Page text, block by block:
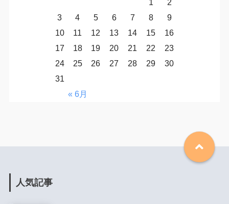
« 6月
1
2
3
4 5 6 7 8
9
10
11 12 13 14 15
16
17
18 19 20 21 22
23
24
25 26 27 28 29
30
31
人気記事